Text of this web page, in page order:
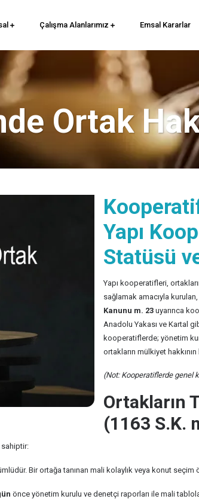
Çalışma Alanlarımız Emsal Kararlar
Ortak
Yapı
Statüsü
Yapı kooperatifleri,
sağlamak amacıyla
Kanunu m. 23 uyarınca
Anadolu Yakası ve Kartal
kooperatiflerde; yönetim
ortakların mülkiyet
(Not: Kooperatiflerde genel
Ortakların
(1163 S.K.
sahiptir:
Bir ortağa tanınan mali kolaylık veya konut
önce yönetim kurulu ve denetçi raporları ile mali